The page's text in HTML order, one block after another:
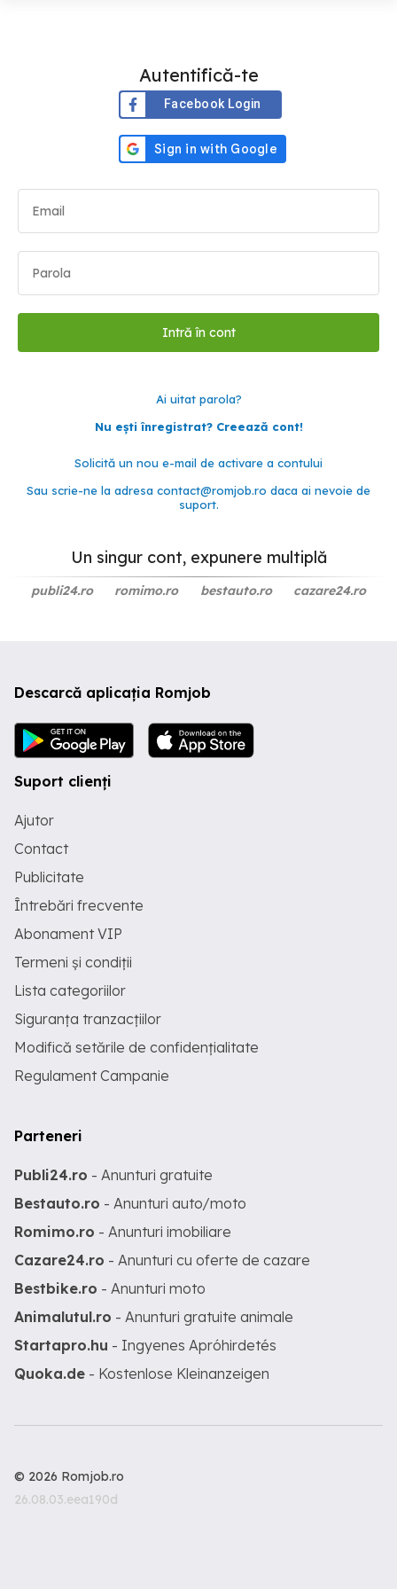
Autentifică-te
Facebook Login
Ai uitat parola?
Nu ești înregistrat? Creează cont!
Solicită un nou e-mail de activare a contului
Sau scrie-ne la adresa contact@romjob.ro daca ai nevoie de
suport.
Un singur cont, expunere multiplă
publi24.ro romimo.ro bestauto.ro cazare24.ro
Descarcă aplicația Romjob
Suport clienți
Ajutor
Contact
Publicitate
Întrebări frecvente
Abonament VIP
Termeni și condiții
Lista categoriilor
Siguranța tranzacțiilor
Modifică setările de confidențialitate
Regulament Campanie
Parteneri
Publi24.ro - Anunturi gratuite
Bestauto.ro - Anunturi auto/moto
Romimo.ro - Anunturi imobiliare
Cazare24.ro - Anunturi cu oferte de cazare
Bestbike.ro - Anunturi moto
Animalutul.ro - Anunturi gratuite animale
Startapro.hu - Ingyenes Apróhirdetés
Quoka.de - Kostenlose Kleinanzeigen
© 2026 Romjob.ro
26.08.03.eea190d